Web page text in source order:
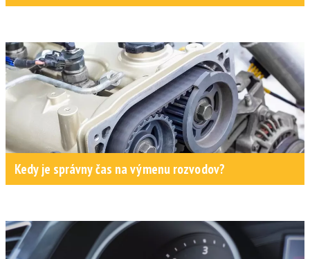
Kedy je správny čas na výmenu rozvodov?